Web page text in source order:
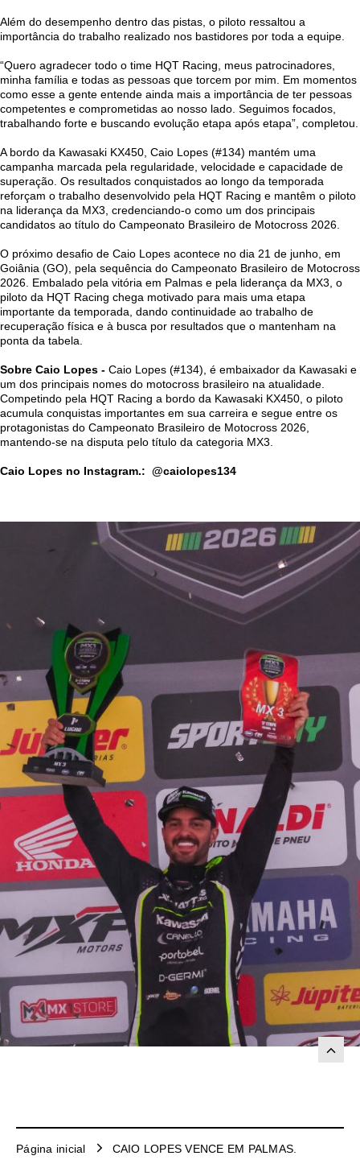
Além do desempenho dentro das pistas, o piloto ressaltou a
importância do trabalho realizado nos bastidores por toda a equipe.
“Quero agradecer todo o time HQT Racing, meus patrocinadores,
minha família e todas as pessoas que torcem por mim. Em momentos
como esse a gente entende ainda mais a importância de ter pessoas
competentes e comprometidas ao nosso lado. Seguimos focados,
trabalhando forte e buscando evolução etapa após etapa”, completou.
A bordo da Kawasaki KX450, Caio Lopes (#134) mantém uma
campanha marcada pela regularidade, velocidade e capacidade de
superação. Os resultados conquistados ao longo da temporada
reforçam o trabalho desenvolvido pela HQT Racing e mantêm o piloto
na liderança da MX3, credenciando-o como um dos principais
candidatos ao título do Campeonato Brasileiro de Motocross 2026.
O próximo desafio de Caio Lopes acontece no dia 21 de junho, em
Goiânia (GO), pela sequência do Campeonato Brasileiro de Motocross
2026. Embalado pela vitória em Palmas e pela liderança da MX3, o
piloto da HQT Racing chega motivado para mais uma etapa
importante da temporada, dando continuidade ao trabalho de
recuperação física e à busca por resultados que o mantenham na
ponta da tabela.
Sobre Caio Lopes - Caio Lopes (#134), é embaixador da Kawasaki e
um dos principais nomes do motocross brasileiro na atualidade.
Competindo pela HQT Racing a bordo da Kawasaki KX450, o piloto
acumula conquistas importantes em sua carreira e segue entre os
protagonistas do Campeonato Brasileiro de Motocross 2026,
mantendo-se na disputa pelo título da categoria MX3.
Caio Lopes no Instagram.: @caiolopes134
Página inicial CAIO LOPES VENCE EM PALMAS.